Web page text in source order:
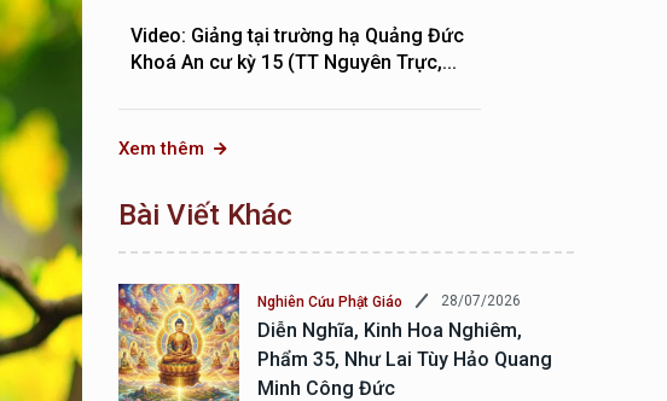
Video: Giảng tại trường hạ Quảng Đức
Khoá An cư kỳ 15 (TT Nguyên Trực,...
Xem thêm
Bài Viết Khác
Nghiên Cứu Phật Giáo 28/07/2026
Diễn Nghĩa, Kinh Hoa Nghiêm,
Phẩm 35, Như Lai Tùy Hảo Quang
Minh Công Đức